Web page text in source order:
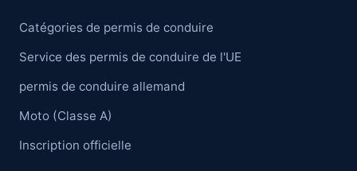
Catégories de permis de conduire
Service des permis de conduire de l'UE
permis de conduire allemand
Moto (Classe A)
Inscription officielle